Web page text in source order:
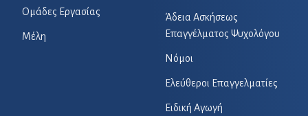
Ομάδες Εργασίας
Μέλη
Άδεια Ασκήσεως
Επαγγέλματος Ψυχολόγου
Νόμοι
Ελεύθεροι Επαγγελματίες
Ειδική Αγωγή